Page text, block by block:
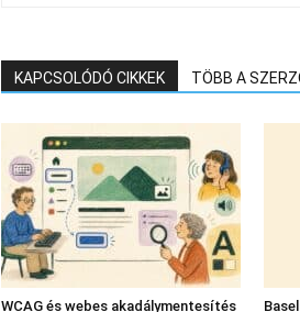
KAPCSOLÓDÓ CIKKEK TÖBB A
WCAG és webes akadálymentesítés